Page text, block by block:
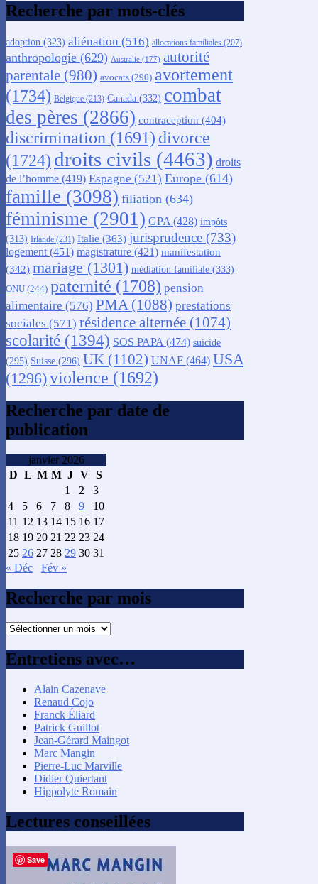
Recherche par mots-clés
adoption (323) aliénation (516) allocations familiales (207)
anthropologie (629) Australie (177) autorité
parentale (980) avocats (290) avortement
(1734) Belgique (213) Canada (332) combat
des pères (2866) contraception (404)
discrimination (1691) divorce
(1724) droits civils (4463) droits
de l’homme (419) Espagne (521) Europe (614)
famille (3098) filiation (634)
féminisme (2901) GPA (428) impôts
(313) Irlande (231) Italie (363) jurisprudence (733)
logement (451) magistrature (421) manifestation
(342) mariage (1301) médiation familiale (333)
ONU (244) paternité (1708) pension
alimentaire (576) PMA (1088) prestations
sociales (571) résidence alternée (1074)
scolarité (1394) SOS PAPA (474) suicide
(295) Suisse (296) UK (1102) UNAF (464) USA
(1296)violence (1692)
Recherche par date de
publication
janvier 2026
D L M M J V S
1
2
3
4
5 6 7 8 9
10
11 12 13 14 15 16 17
18 19 20 21 22 23 24
25 26 27 28 29 30 31
« Déc
Fév »
Recherche par mois
Recherche
mois
Entretiens avec…
Alain Cazenave
Renaud Cojo
Franck Éliard
Patrick Guillot
Jean-Gérard Maingot
Marc Mangin
Pierre-Luc Marville
Didier Quiertant
Hippolyte Romain
Lectures conseillées
Save